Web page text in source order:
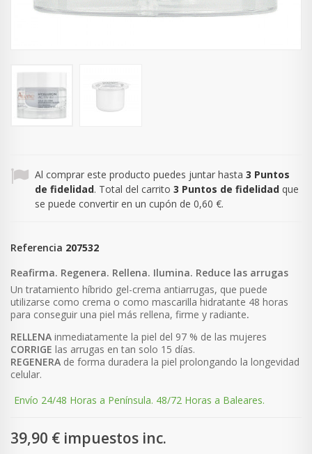
Al comprar este producto puedes juntar hasta 3 Puntos
de fidelidad. Total del carrito 3 Puntos de fidelidad que
se puede convertir en un cupón de 0,60 €.
Referencia 207532
Reafirma. Regenera. Rellena. Ilumina. Reduce las arrugas
Un tratamiento híbrido gel-crema antiarrugas, que puede
utilizarse como crema o como mascarilla hidratante 48 horas
para conseguir una piel más rellena, firme y radiante.
RELLENA inmediatamente la piel del 97 % de las mujeres
CORRIGE las arrugas en tan solo 15 días.
REGENERA de forma duradera la piel prolongando la longevidad
celular.
Envío 24/48 Horas a Península. 48/72 Horas a Baleares.
39,90 € impuestos inc.